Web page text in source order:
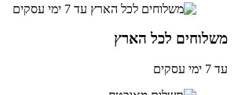
לכל הארץ